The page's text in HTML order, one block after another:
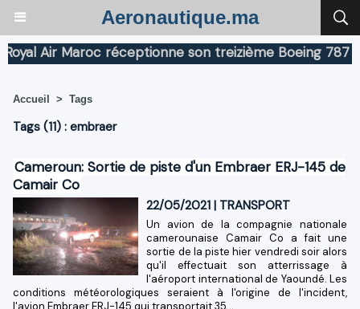
Aeronautique.ma
Air Maroc réceptionne son treizième Boeing 787
Accueil > Tags
Tags (11) : embraer
Cameroun: Sortie de piste d'un Embraer ERJ-145 de
Camair Co
22/05/2021 | TRANSPORT
Un avion de la compagnie nationale
camerounaise Camair Co a fait une
sortie de la piste hier vendredi soir alors
qu'il effectuait son atterrissage à
l'aéroport international de Yaoundé. Les
conditions météorologiques seraient à l'origine de l'incident,
l'avion Embraer ERJ-145 qui transportait 35...